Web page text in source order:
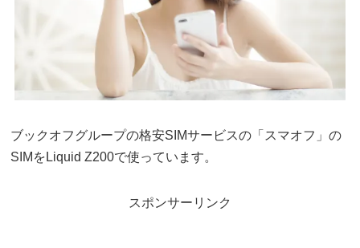
ブックオフグループの格安SIMサービスの「スマオフ」の
SIMをLiquid Z200で使っています。
スポンサーリンク